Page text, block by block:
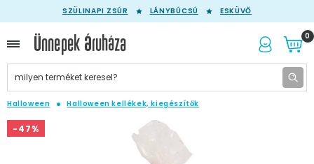
SZÜLINAPI ZSÚR LÁNYBÚCSÚ ESKÜVŐ
0
Halloween Halloween kellékek, kiegészítők
-47%